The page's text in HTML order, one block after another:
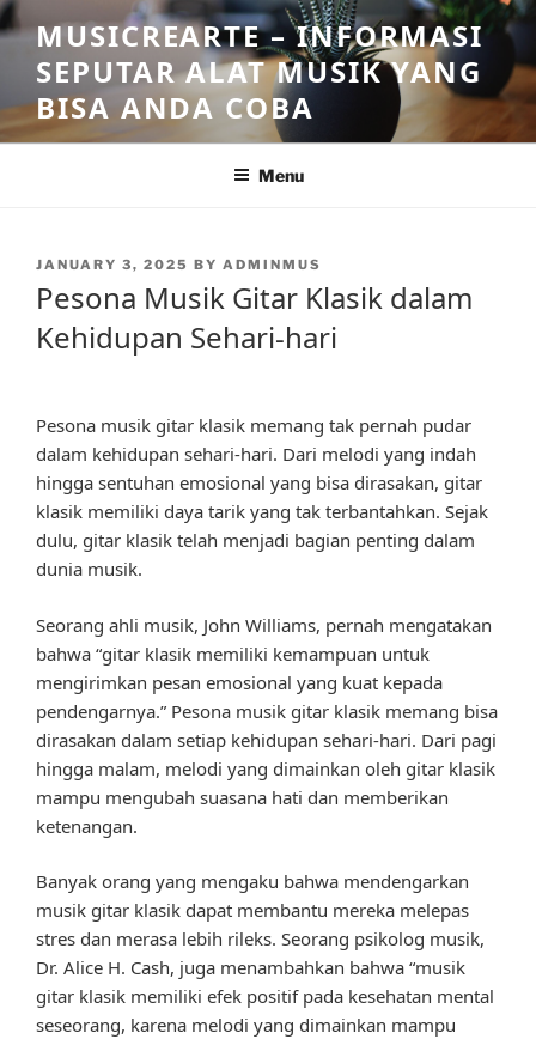
Skip
to
content
MUSICREARTE – INFORMASI
SEPUTAR ALAT MUSIK YANG
BISA ANDA COBA
Menu
POSTED
JANUARY 3, 2025 BY ADMINMUS
Pesona Musik Gitar Klasik dalam
Kehidupan Sehari-hari
Pesona musik gitar klasik memang tak pernah pudar
dalam kehidupan sehari-hari. Dari melodi yang indah
hingga sentuhan emosional yang bisa dirasakan, gitar
klasik memiliki daya tarik yang tak terbantahkan. Sejak
dulu, gitar klasik telah menjadi bagian penting dalam
dunia musik.
Seorang ahli musik, John Williams, pernah mengatakan
bahwa “gitar klasik memiliki kemampuan untuk
mengirimkan pesan emosional yang kuat kepada
pendengarnya.” Pesona musik gitar klasik memang bisa
dirasakan dalam setiap kehidupan sehari-hari. Dari pagi
hingga malam, melodi yang dimainkan oleh gitar klasik
mampu mengubah suasana hati dan memberikan
ketenangan.
Banyak orang yang mengaku bahwa mendengarkan
musik gitar klasik dapat membantu mereka melepas
stres dan merasa lebih rileks. Seorang psikolog musik,
Dr. Alice H. Cash, juga menambahkan bahwa “musik
gitar klasik memiliki efek positif pada kesehatan mental
seseorang, karena melodi yang dimainkan mampu